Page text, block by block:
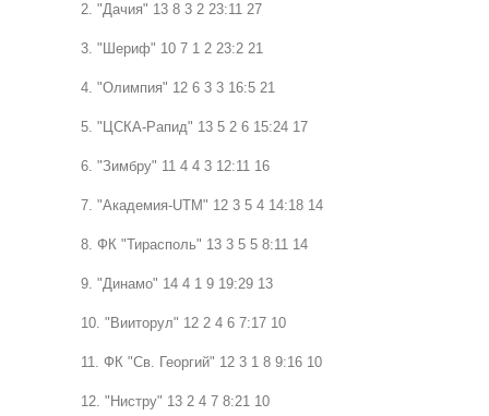
2. "Дачия" 13 8 3 2 23:11 27
3. "Шериф" 10 7 1 2 23:2 21
4. "Олимпия" 12 6 3 3 16:5 21
5. "ЦСКА-Рапид" 13 5 2 6 15:24 17
6. "Зимбру" 11 4 4 3 12:11 16
7. "Академия-UTM" 12 3 5 4 14:18 14
8. ФК "Тирасполь" 13 3 5 5 8:11 14
9. "Динамо" 14 4 1 9 19:29 13
10. "Вииторул" 12 2 4 6 7:17 10
11. ФК "Св. Георгий" 12 3 1 8 9:16 10
12. "Нистру" 13 2 4 7 8:21 10